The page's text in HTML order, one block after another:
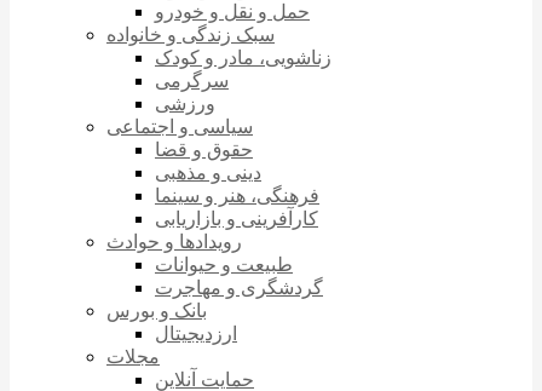
حمل و نقل و خودرو
سبک زندگی و خانواده
زناشویی، مادر و کودک
سرگرمی
ورزشی
سیاسی و اجتماعی
حقوق و قضا
دینی و مذهبی
فرهنگی، هنر و سینما
کارآفرینی و بازاریابی
رویدادها و حوادث
طبیعت و حیوانات
گردشگری و مهاجرت
بانک و بورس
ارزدیجیتال
مجلات
حمایت آنلاین